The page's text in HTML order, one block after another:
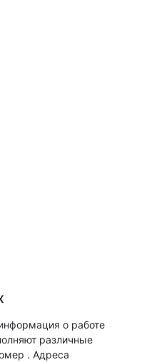
о работе
различные
. Адреса